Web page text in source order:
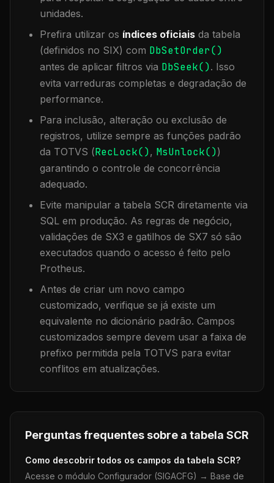
unidades.
Prefira utilizar os índices oficiais da tabela
(definidos no SIX) com DbSetOrder()
antes de aplicar filtros via DbSeek(). Isso
evita varreduras completas e degradação de
performance.
Para inclusão, alteração ou exclusão de
registros, utilize sempre as funções padrão
da TOTVS (RecLock(), MsUnlock())
garantindo o controle de concorrência
adequado.
Evite manipular a tabela SCR diretamente via
SQL em produção. As regras de negócio,
validações de SX3 e gatilhos de SX7 só são
executados quando o acesso é feito pelo
Protheus.
Antes de criar um novo campo
customizado, verifique se já existe um
equivalente no dicionário padrão. Campos
customizados sempre devem usar a faixa de
prefixo permitida pela TOTVS para evitar
conflitos em atualizações.
Perguntas frequentes sobre a tabela SCR
Como descobrir todos os campos da tabela SCR?
Acesse o módulo Configurador (SIGACFG) → Base de